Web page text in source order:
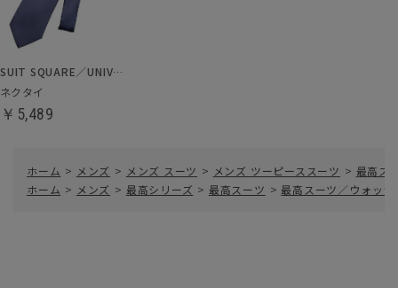
SUIT SQUARE／UNIVERSAL LANGUAGE
ネクタイ
￥5,489
ホーム > メンズ > メンズ スーツ > メンズ ツーピーススーツ > 最高ス
ホーム > メンズ > 最高シリーズ > 最高スーツ > 最高スーツ／ウォッ